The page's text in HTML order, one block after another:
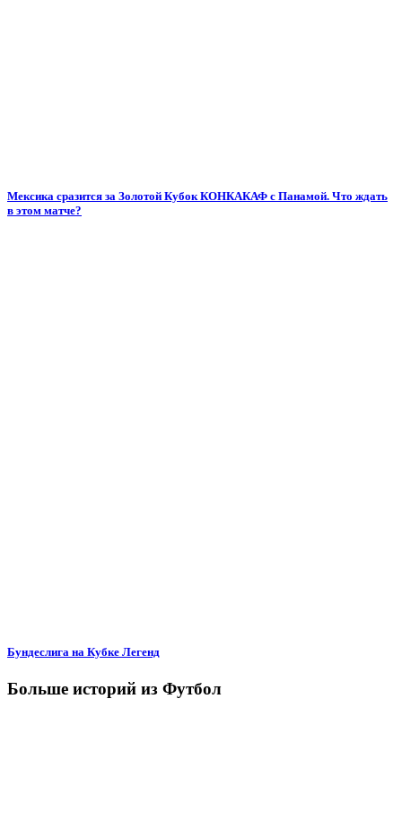
Мексика сразится за Золотой Кубок КОНКАКАФ с Панамой. Что ждать
в этом матче?
Бундеслига на Кубке Легенд
Больше историй из Футбол